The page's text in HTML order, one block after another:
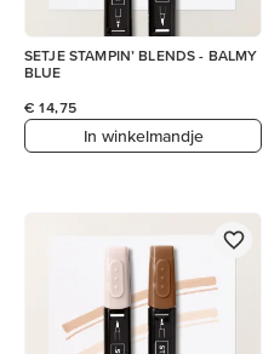
SETJE STAMPIN’ BLENDS - BALMY
BLUE
€ 14,75
In winkelmandje